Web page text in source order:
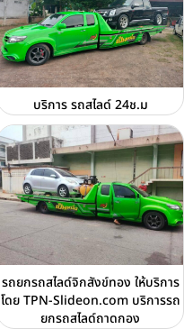
บริการ รถสไลด์ 24ช.ม
รถยกรถสไลด์จิกสังข์ทอง ให้บริการ
โดย TPN-Slideon.com บริการรถ
ยกรถสไลด์ถาดกอง